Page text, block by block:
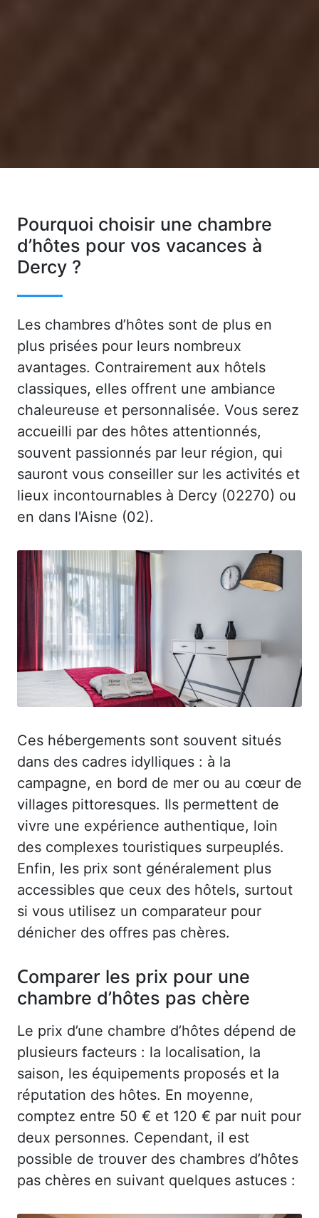
Pourquoi choisir une chambre
d’hôtes pour vos vacances à
Dercy ?
Les chambres d’hôtes sont de plus en
plus prisées pour leurs nombreux
avantages. Contrairement aux hôtels
classiques, elles offrent une ambiance
chaleureuse et personnalisée. Vous serez
accueilli par des hôtes attentionnés,
souvent passionnés par leur région, qui
sauront vous conseiller sur les activités et
lieux incontournables à Dercy (02270) ou
en dans l'Aisne (02).
Ces hébergements sont souvent situés
dans des cadres idylliques : à la
campagne, en bord de mer ou au cœur de
villages pittoresques. Ils permettent de
vivre une expérience authentique, loin
des complexes touristiques surpeuplés.
Enfin, les prix sont généralement plus
accessibles que ceux des hôtels, surtout
si vous utilisez un comparateur pour
dénicher des offres pas chères.
Comparer les prix pour une
chambre d’hôtes pas chère
Le prix d’une chambre d’hôtes dépend de
plusieurs facteurs : la localisation, la
saison, les équipements proposés et la
réputation des hôtes. En moyenne,
comptez entre 50 € et 120 € par nuit pour
deux personnes. Cependant, il est
possible de trouver des chambres d’hôtes
pas chères en suivant quelques astuces :